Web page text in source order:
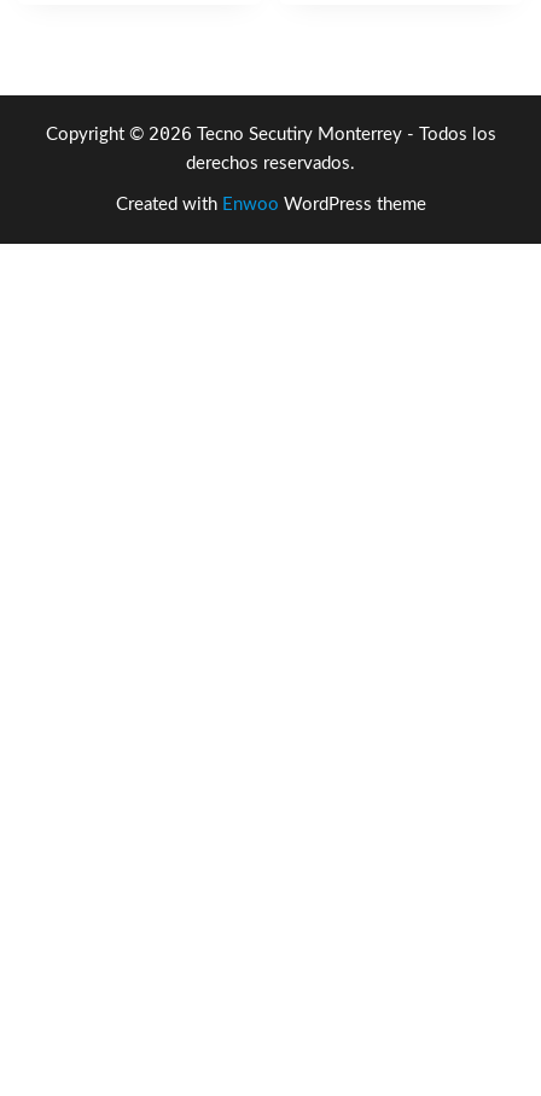
Copyright © 2026 Tecno Secutiry Monterrey - Todos los
derechos reservados.
Created with Enwoo WordPress theme